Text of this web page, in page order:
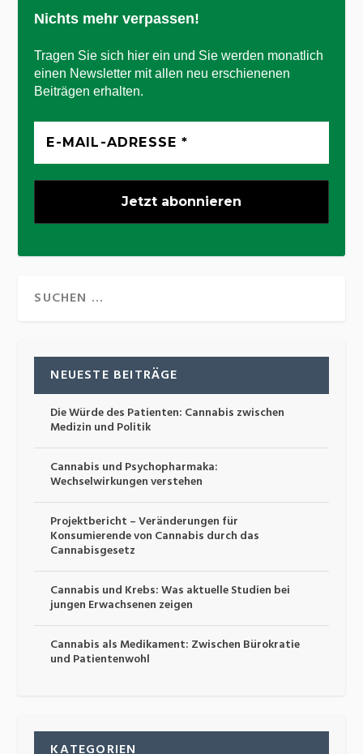
Nichts mehr verpassen!
Tragen Sie sich hier ein und Sie werden monatlich
einen Newsletter mit allen neu erschienenen
Beiträgen erhalten.
NEUESTE BEITRÄGE
Die Würde des Patienten: Cannabis zwischen
Medizin und Politik
Cannabis und Psychopharmaka:
Wechselwirkungen verstehen
Projektbericht – Veränderungen für
Konsumierende von Cannabis durch das
Cannabisgesetz
Cannabis und Krebs: Was aktuelle Studien bei
jungen Erwachsenen zeigen
Cannabis als Medikament: Zwischen Bürokratie
und Patientenwohl
KATEGORIEN